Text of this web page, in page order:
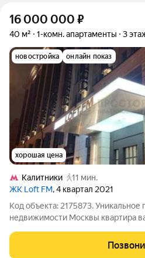
16 000 000 ₽
40 м² 1-комн. апартаменты 3
новостройка онлайн показ
хорошая цена
Калитники
11 мин.
ЖК Loft FM, 4 квартал 2021
Код объекта: 2175873.
недвижимости Москвы квартира вашей мечты по адресу
тем, кто ценит комфорт и
расположена на 3 этаже